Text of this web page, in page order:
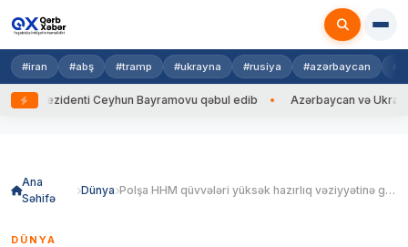
#iran #abş #tramp #ukrayna #rusiya #azərbaycan
Ceyhun Bayramovu qəbul edib Azərbaycan və Ukrayna XİN
Ana
Səhifə
Dünya Polşa HHM qüvvələri yüksək hazırlıq vəziyyətinə gətirilib
DÜNYA